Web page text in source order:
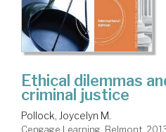
Ethical dilemmas
criminal justice
Pollock, Joycelyn M.
Cengage Learning. Belmont,